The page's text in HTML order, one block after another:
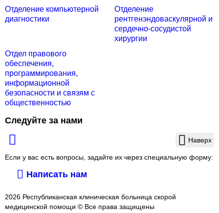
Отделение компьютерной
диагностики
Отделение
рентгенэндоваскулярной и
сердечно-сосудистой
хирургии
Отдел правового
обеспечения,
программирования,
информационной
безопасности и связям с
общественностью
Следуйте за нами
Наверх
Если у вас есть вопросы, задайте их через специальную форму:
Написать нам
2026 Республиканская клиническая больница скорой
медицинской помощи © Все права защищены